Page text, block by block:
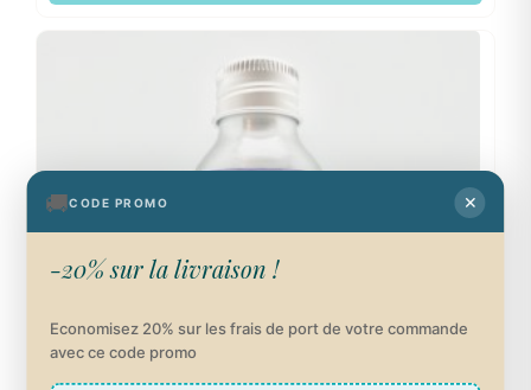
🚚CODE PROMO ✕
-20% sur la livraison !
Economisez 20% sur les frais de port de votre commande
avec ce code promo